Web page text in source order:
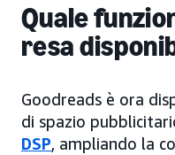
Quale
resa
Goodreads è ora
di spazio
DSP, ampliando la